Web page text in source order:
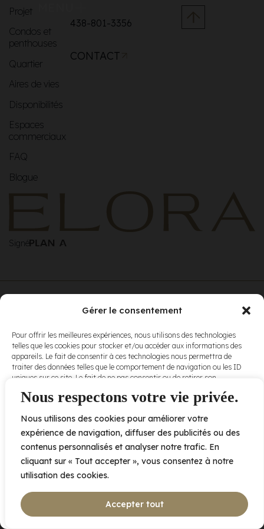
Nous respectons votre vie privée.
Nous utilisons des cookies pour améliorer votre
expérience de navigation, diffuser des publicités ou des
contenus personnalisés et analyser notre trafic. En
cliquant sur « Tout accepter », vous consentez à notre
utilisation des cookies.
Accepter tout
Gérer le consentement
Pour offrir les meilleures expériences, nous utilisons des technologies
telles que les cookies pour stocker et/ou accéder aux informations des
appareils. Le fait de consentir à ces technologies nous permettra de
traiter des données telles que le comportement de navigation ou les ID
uniques sur ce site. Le fait de ne pas consentir ou de retirer son
et fonctions.
Accepter
Refuser
Projet
Condos et
penthouses
Quartier
Aires de vies
Disponibilités
Espaces
commerciaux
FAQ
Blogue
438-801-3356
CONTACT
Signé
conditions
d’utilisationet
nospolitiques
de
confidentialité .
2005 av. de Bois-de-Boulogne, Laval QC H7N 0J7